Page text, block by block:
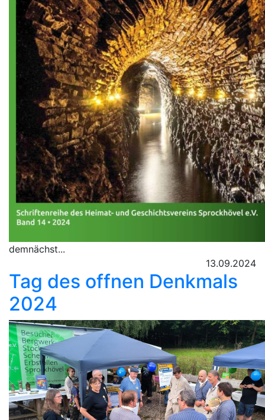
demnächst...
13.09.2024
Tag des offnen Denkmals
2024